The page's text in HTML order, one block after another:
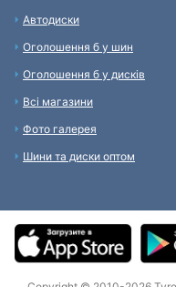
Автодиски
Оголошення б у шин
Оголошення б у дисків
Всі магазини
Фото галерея
Шини та диски оптом